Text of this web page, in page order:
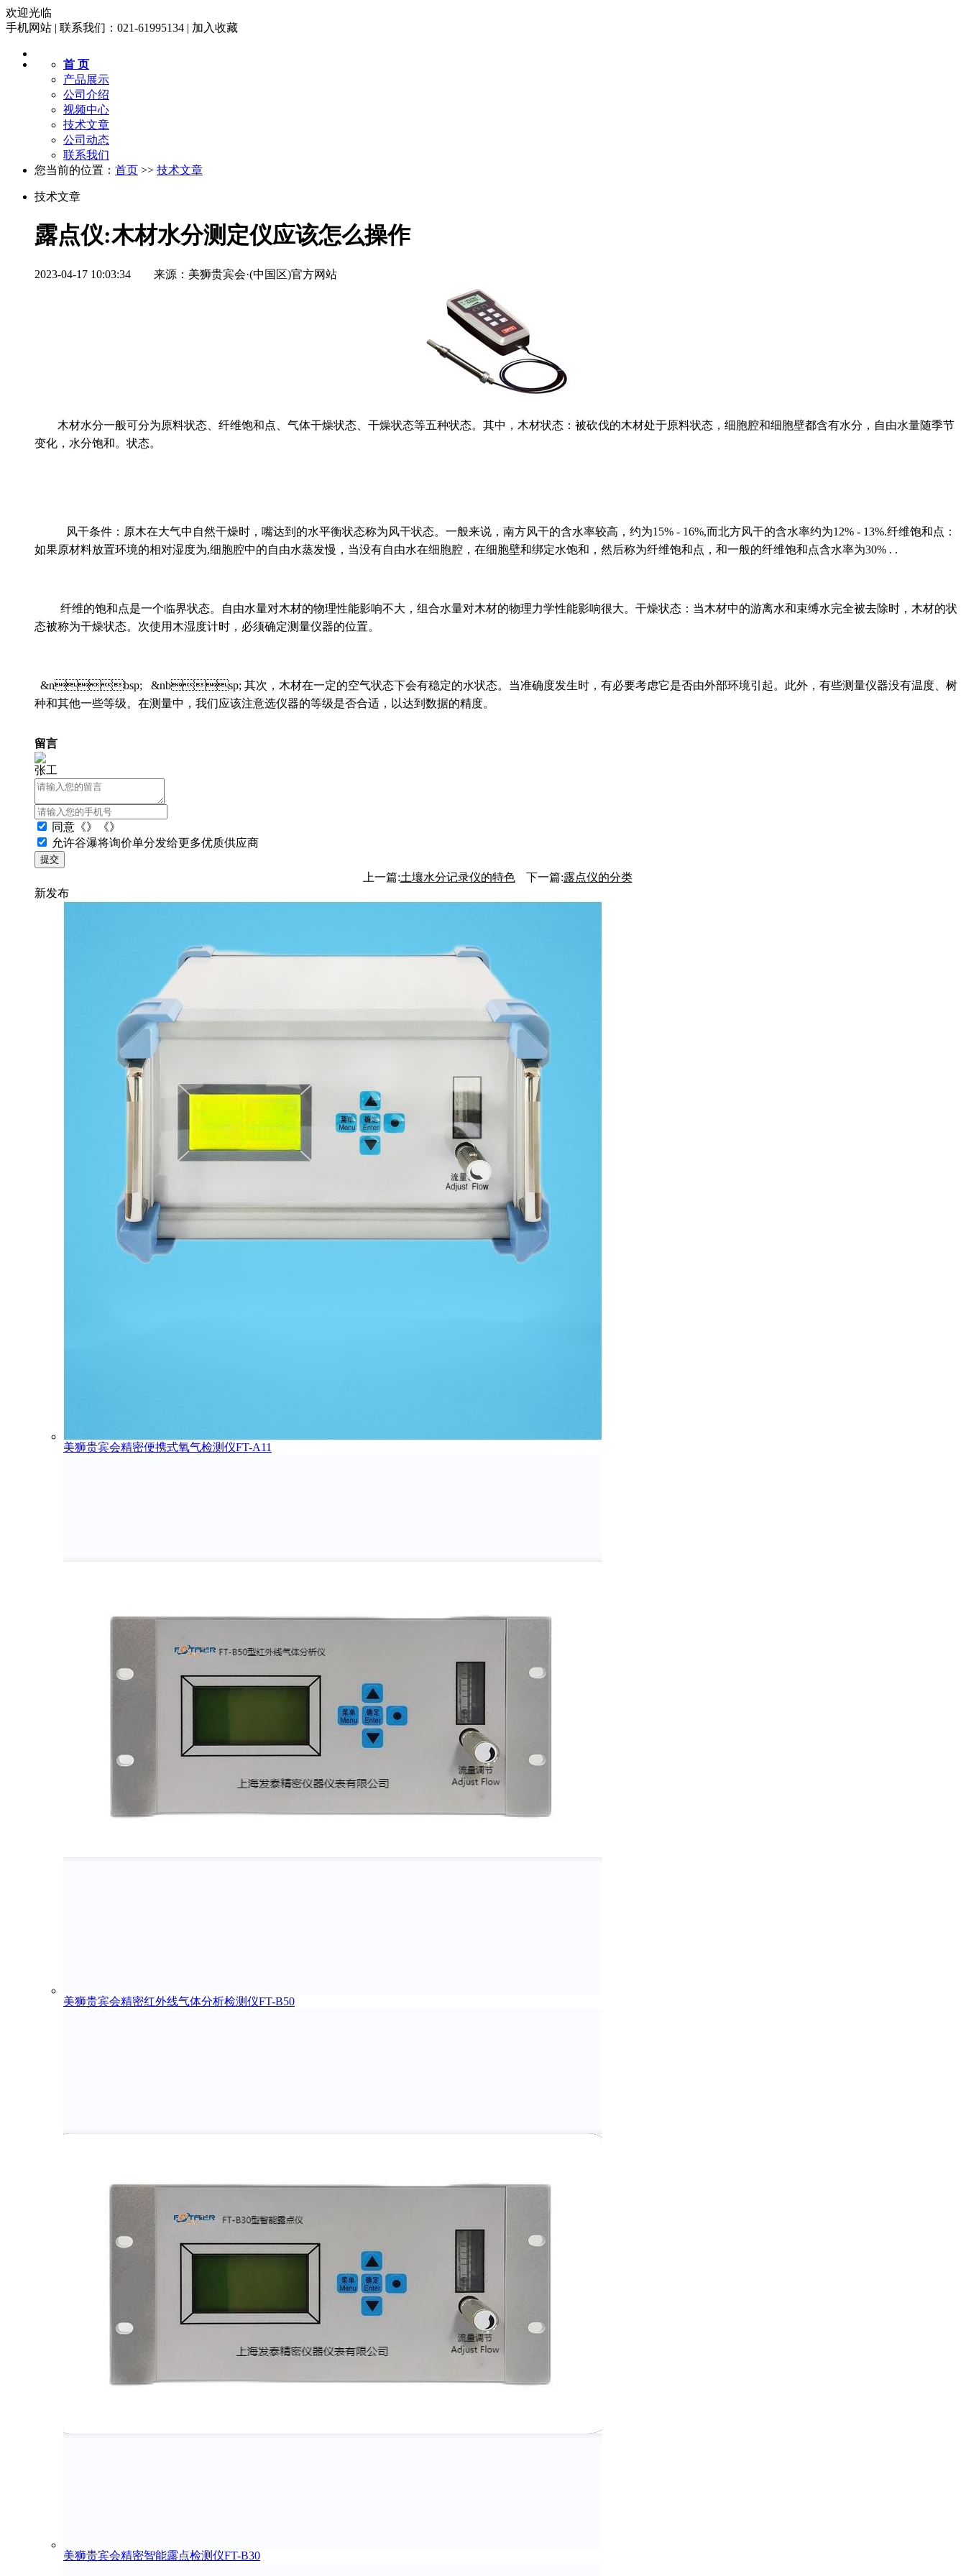
欢迎光临
手机网站 | 联系我们：021-61995134 | 加入收藏
首 页
产品展示
公司介绍
视频中心
技术文章
公司动态
联系我们
您当前的位置： 首页 >> 技术文章
技术文章
露点仪:木材水分测定仪应该怎么操作
2023-04-17 10:03:34 来源：美狮贵宾会·(中国区)官方网站
木材水分一般可分为原料状态、纤维饱和点、气体干燥状态、干燥状态等五种状态。其中，木材状态：被砍伐的木材处于原料状态，细胞腔和细胞壁都含有水分，自由水量随季节
变化，水分饱和。状态。
风干条件：原木在大气中自然干燥时，嘴达到的水平衡状态称为风干状态。一般来说，南方风干的含水率较高，约为15% - 16%,而北方风干的含水率约为12% - 13%.纤维饱和点：
如果原材料放置环境的相对湿度为,细胞腔中的自由水蒸发慢，当没有自由水在细胞腔，在细胞壁和绑定水饱和，然后称为纤维饱和点，和一般的纤维饱和点含水率为30% . .
纤维的饱和点是一个临界状态。自由水量对木材的物理性能影响不大，组合水量对木材的物理力学性能影响很大。干燥状态：当木材中的游离水和束缚水完全被去除时，木材的状
态被称为干燥状态。次使用木湿度计时，必须确定测量仪器的位置。
&nbsp; &nbsp; 其次，木材在一定的空气状态下会有稳定的水状态。当准确度发生时，有必要考虑它是否由外部环境引起。此外，有些测量仪器没有温度、树
种和其他一些等级。在测量中，我们应该注意选仪器的等级是否合适，以达到数据的精度。
留言
张工
同意 《》《》
允许谷瀑将询价单分发给更多优质供应商
上一篇:土壤水分记录仪的特色 下一篇:露点仪的分类
新发布
美狮贵宾会精密便携式氧气检测仪FT-A11
美狮贵宾会精密红外线气体分析检测仪FT-B50
美狮贵宾会精密智能露点检测仪FT-B30